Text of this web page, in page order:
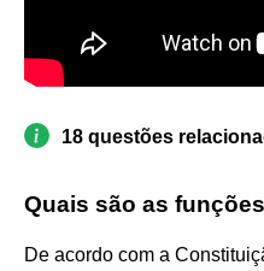
18 questões
Quais são as
De acordo com a